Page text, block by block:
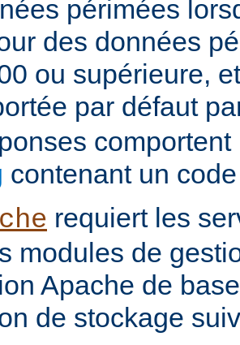
périmées
des données
ou supérieure,
par défaut
contenant un
requiert les
modules de
Apache de
de stockage